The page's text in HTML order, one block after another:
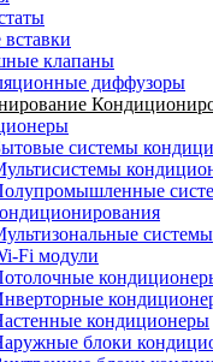
клапаны
диффузоры
системы
системы
Fi модули
кондиционеры
блоки